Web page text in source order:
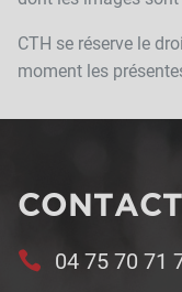
CTH se réserve le
moment les
04 75 70 71